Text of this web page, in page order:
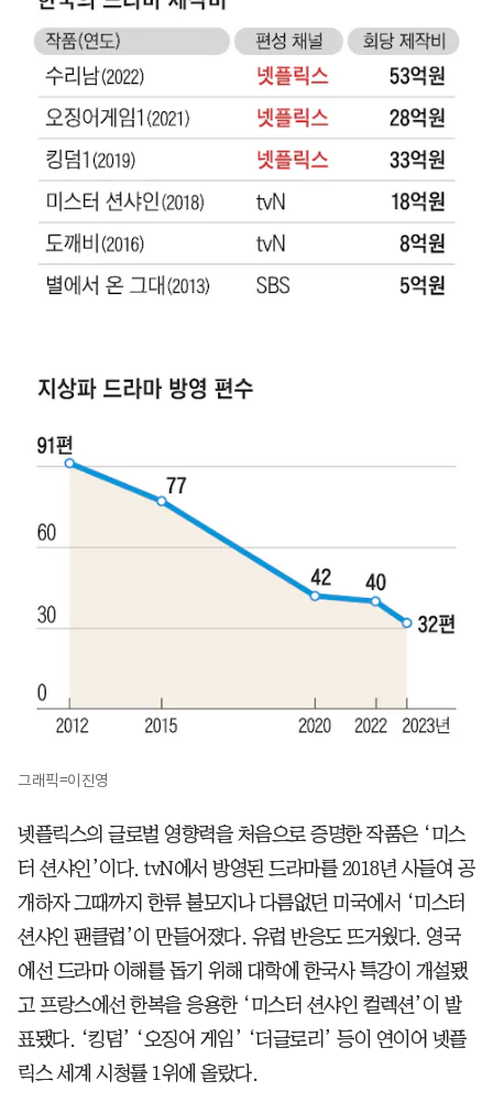
그래픽=이진영
넷플릭스의 글로벌 영향력을 처음으로 증명한 작품은 ‘미스
터 션샤인’이다. tvN에서 방영된 드라마를 2018년 사들여 공
개하자 그때까지 한류 불모지나 다름없던 미국에서 ‘미스터
션샤인 팬클럽’이 만들어졌다. 유럽 반응도 뜨거웠다. 영국
에선 드라마 이해를 돕기 위해 대학에 한국사 특강이 개설됐
고 프랑스에선 한복을 응용한 ‘미스터 션샤인 컬렉션’이 발
표됐다. ‘킹덤’ ‘오징어 게임’ ‘더글로리’ 등이 연이어 넷플
릭스 세계 시청률 1위에 올랐다.